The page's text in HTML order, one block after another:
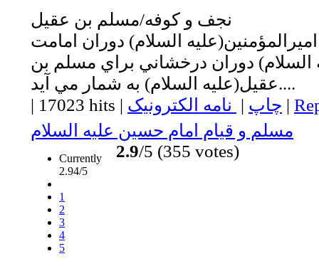
نجف و كوفه/مسلم بن عقيل
السلام) دوران امامت
السلام) دوران درخشاني براي مسلم بن
عقيل(عليه السلام) به شمار مي آيد....
| 17023 hits | چاپ | نامه الکترونیک |
مسلم و قيام امام حسين عليه السلام
Currently
2.94/5
1
2
3
4
5
2.9/5 (355 votes)